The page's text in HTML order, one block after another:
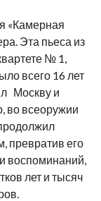
«Камерная
Эта пьеса из
№ 1,
всего 16 лет
Москву и
во всеоружии
превратив его
воспоминаний,
лет и тысяч